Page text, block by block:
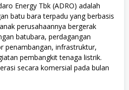
Energy Tbk (ADRO) adalah
batu bara terpadu yang berbasis
perusahaannya bergerak
batubara, perdagangan
penambangan, infrastruktur,
pembangkit tenaga listrik.
secara komersial pada bulan